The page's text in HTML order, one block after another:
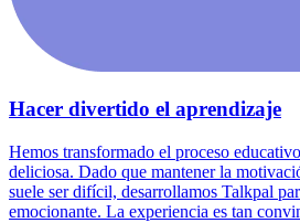
Hacer divertido el aprendizaje
Hemos transformado el proceso
deliciosa. Dado que mantener la
suele ser difícil, desarrollamos Talkpal
emocionante. La experiencia es tan